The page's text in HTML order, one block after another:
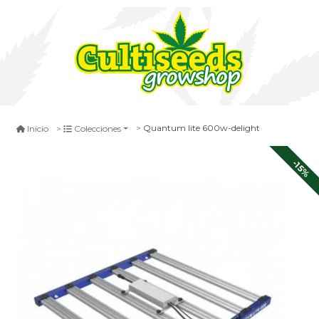
Inicio Colecciones Quantum lite 600w-delight
-15%